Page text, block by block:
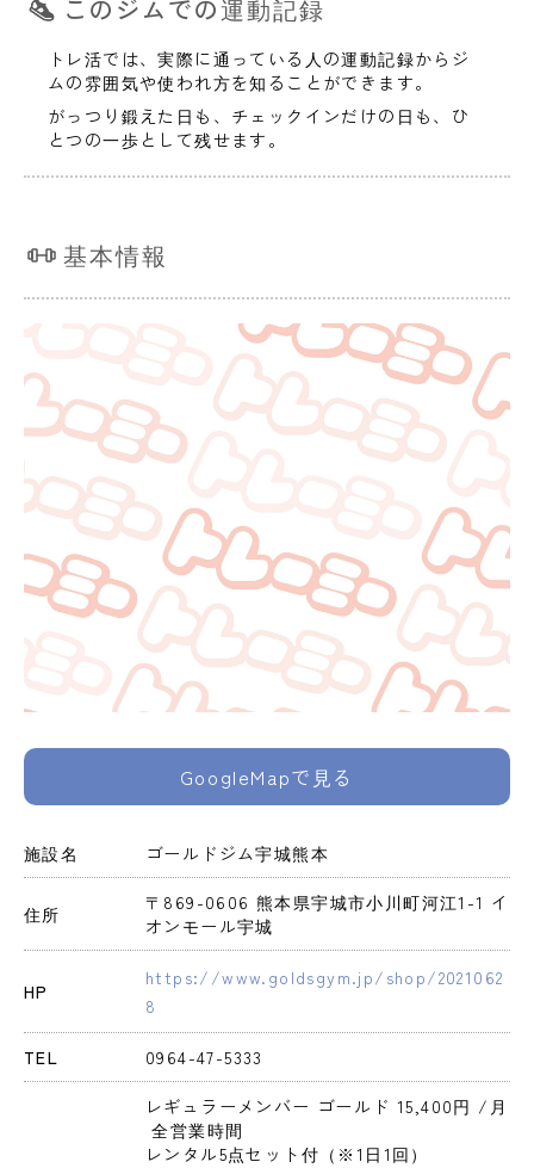
このジムでの運動記録
トレ活では、実際に通っている人の運動記録からジ
ムの雰囲気や使われ方を知ることができます。
がっつり鍛えた日も、チェックインだけの日も、ひ
とつの一歩として残せます。
基本情報
GoogleMapで見る
施設名 ゴールドジム宇城熊本
住所
〒869-0606 熊本県宇城市小川町河江1-1 イ
オンモール宇城
HP
https://www.goldsgym.jp/shop/2021062
8
TEL 0964-47-5333
レギュラーメンバー ゴールド 15,400円 /月
全営業時間
レンタル5点セット付（※1日1回）